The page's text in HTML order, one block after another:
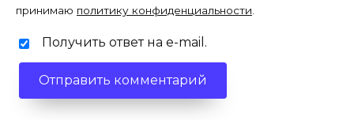
принимаю политику конфиденциальности.
Получить ответ на e-mail.